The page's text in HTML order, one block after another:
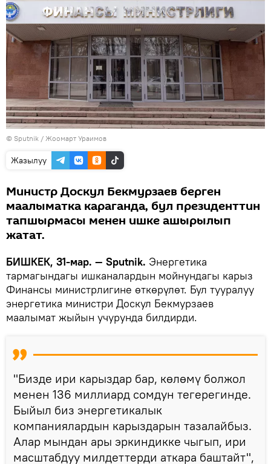
© Sputnik / Жоомарт Ураимов
Жазылуу
Министр Доскул Бекмурзаев берген
маалыматка караганда, бул президенттин
тапшырмасы менен ишке ашырылып
жатат.
БИШКЕК, 31-мар. — Sputnik. Энергетика
тармагындагы ишканалардын мойнундагы карыз
Финансы министрлигине өткөрүлөт. Бул тууралуу
энергетика министри Доскул Бекмурзаев
маалымат жыйын учурунда билдирди.
"Бизде ири карыздар бар, көлөмү болжол
менен 136 миллиард сомдун тегерегинде.
Быйыл биз энергетикалык
компаниялардын карыздарын тазалайбыз.
Алар мындан ары эркиндикке чыгып, ири
масштабдуу милдеттерди аткара баштайт",